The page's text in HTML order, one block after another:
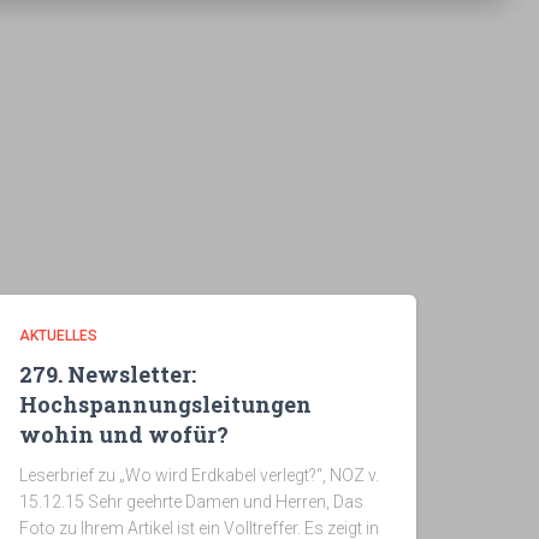
AKTUELLES
279. Newsletter:
Hochspannungsleitungen
wohin und wofür?
Leserbrief zu „Wo wird Erdkabel verlegt?“, NOZ v.
15.12.15 Sehr geehrte Damen und Herren, Das
Foto zu Ihrem Artikel ist ein Volltreffer. Es zeigt in